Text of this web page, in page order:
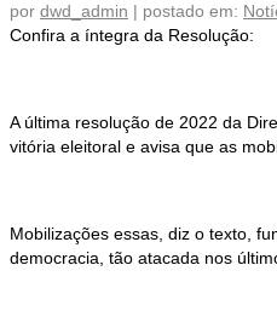
por dwd_admin | postado em:
Confira a íntegra da Resolução:
A última resolução de 2022 da
vitória eleitoral e avisa que as
Mobilizações essas, diz o texto,
democracia, tão atacada nos